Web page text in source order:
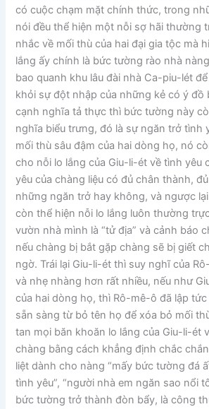
có cuộc chạm mặt chính thức, trong
nói đều thể hiện một nỗi sợ hãi thường
nhắc về mối thù của hai đại gia tộc mà
lắng ấy chính là bức tường rào nhà
bao quanh khu lâu đài nhà Ca-piu-lét
khỏi sự đột nhập của những kẻ có ý đồ
cạnh nghĩa tả thực thì bức tường này
nghĩa biểu trưng, đó là sự ngăn trở tình
mối thù sâu đậm của hai dòng họ, nó
cho nỗi lo lắng của Giu-li-ét về tình yêu
yêu của chàng liệu có đủ chân thành,
những ngăn trở hay không, và ngược
còn thể hiện nỗi lo lắng luôn thường
vườn nhà mình là “tử địa” và cảnh báo
nếu chàng bị bắt gặp chàng sẽ bị giết
ngờ. Trái lại Giu-li-ét thì suy nghĩ của
và nhẹ nhàng hơn rất nhiều, nếu như
của hai dòng họ, thì Rô-mê-ô đã lập
sẵn sàng từ bỏ tên họ để xóa bỏ mối
tan mọi băn khoăn lo lắng của Giu-li-ét
chàng bằng cách khẳng định chắc
liệt dành cho nàng “mấy bức tường đá
tình yêu”, “người nhà em ngăn sao nổi
bức tường trở thành đòn bẩy, là công